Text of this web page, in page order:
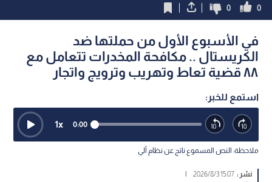
0
0
في الأسبوع الأول من حملتها ضد
الكريستال .. مكافحة المخدرات تتعامل مع
٨٨ قضية تعاط وتهريب وترويج واتجار
استمع للخبر:
0:00
1x
ملاحظة: النص المسموع ناتج عن نظام آلي
نشر :15:07 2026/8/3
|